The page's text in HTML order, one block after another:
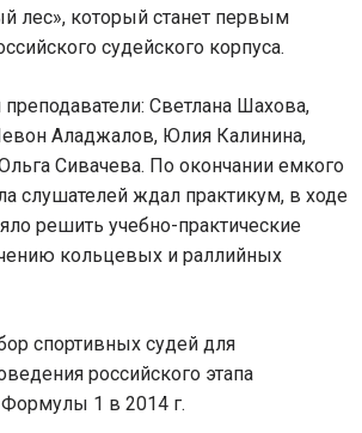
лес», который станет первым
судейского корпуса.
Светлана Шахова,
Аладжалов, Юлия Калинина,
Сивачева. По окончании емкого
слушателей ждал практикум, в ходе
решить учебно-практические
кольцевых и раллийных
спортивных судей для
российского этапа
1 в 2014 г.